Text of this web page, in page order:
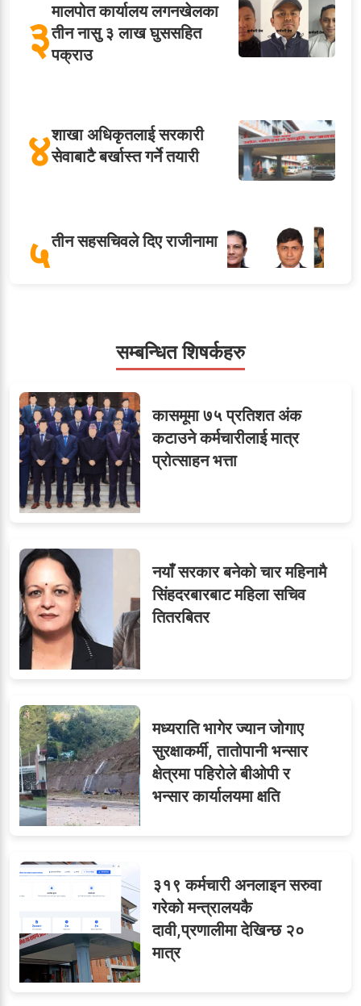
३मालपोत कार्यालय लगनखेलका
तीन नासु ३ लाख घुससहित
पक्राउ
४शाखा अधिकृतलाई सरकारी
सेवाबाटै बर्खास्त गर्ने तयारी
५तीन सहसचिवले दिए राजीनामा
सहसचिवमा प्रथम भएका
विजयकुमार शर्माको लोकसेवा
टिप्स
७ओएनएमका नाममा अत्याचार :
सब–इन्जिनियरहरुको गम्भीर
ध्यानाकर्षण
८जुनियरलाई दोहोरो जिम्मेवारी,
मन्त्रालयभित्र असन्तुष्टि
९कर्मचारीलाई सास्ती : ८५
जनाको नास्ता, ७० जनाको
डिनर, २०० जनाको खानाको
बिल कसले तिर्छ?
सम्बन्धित शिषर्कहरु
कासमूमा ७५ प्रतिशत अंक
कटाउने कर्मचारीलाई मात्र
प्रोत्साहन भत्ता
नयाँ सरकार बनेको चार महिनामै
सिंहदरबारबाट महिला सचिव
तितरबितर
मध्यराति भागेर ज्यान जोगाए
सुरक्षाकर्मी, तातोपानी भन्सार
क्षेत्रमा पहिरोले बीओपी र
भन्सार कार्यालयमा क्षति
३१९ कर्मचारी अनलाइन सरुवा
गरेको मन्त्रालयकै
दावी,प्रणालीमा देखिन्छ २०
मात्र